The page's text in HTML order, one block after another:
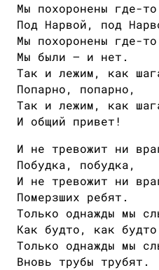
Мы похоронены где-
Под Нарвой, под
Мы похоронены где-
Мы были — и нет.
Так и лежим, как
Попарно, попарно,
Так и лежим, как
И общий привет!
И не тревожит ни
Побудка, побудка,
И не тревожит ни
Померзших ребят.
Только однажды мы
Как будто, как
Только однажды мы
Вновь трубы трубят.